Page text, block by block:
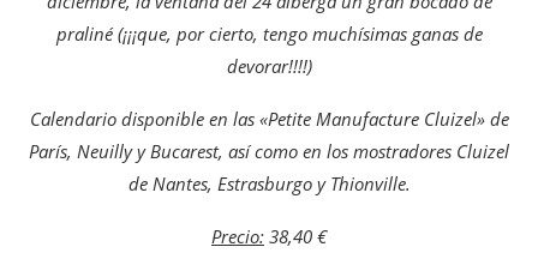
praliné (¡¡¡que, por cierto, tengo muchísimas ganas de
devorar!!!!)
Calendario disponible en las «Petite Manufacture Cluizel» de
París, Neuilly y Bucarest, así como en los mostradores Cluizel
de Nantes, Estrasburgo y Thionville.
Precio: 38,40 €